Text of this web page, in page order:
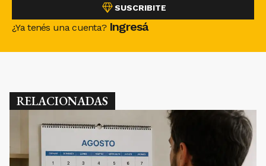
SUSCRIBITE
¿Ya tenés una cuenta? Ingresá
RELACIONADAS